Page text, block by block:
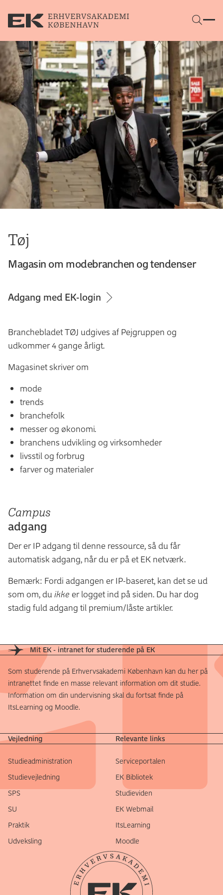
Tøj
Magasin om modebranchen og tendenser
Adgang med EK-login
Branchebladet TØJ udgives af Pejgruppen og
udkommer 4 gange årligt.
Magasinet skriver om
mode
trends
branchefolk
messer og økonomi.
branchens udvikling og virksomheder
livsstil og forbrug
farver og materialer
Campus
adgang
Der er IP adgang til denne ressource, så du får
automatisk adgang, når du er på et EK netværk.
Bemærk: Fordi adgangen er IP-baseret, kan det se ud
som om, du ikke er logget ind på siden. Du har dog
stadig fuld adgang til premium/låste artikler.
Mit EK - intranet for studerende på EK
Som studerende på Erhvervsakademi København kan du her på
intranettet finde en masse relevant information om dit studie.
Information om din undervisning skal du fortsat finde på
ItsLearning og Moodle.
Vejledning
Studieadministration
Studievejledning
SPS
SU
Praktik
Udveksling
Relevante links
Serviceportalen
EK Bibliotek
Studieviden
EK Webmail
ItsLearning
Moodle